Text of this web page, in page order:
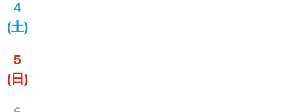
4
(土)
5
(日)